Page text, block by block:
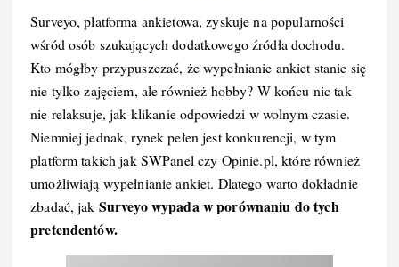
Surveyo, platforma ankietowa, zyskuje na popularności
wśród osób szukających dodatkowego źródła dochodu.
Kto mógłby przypuszczać, że wypełnianie ankiet stanie się
nie tylko zajęciem, ale również hobby? W końcu nic tak
nie relaksuje, jak klikanie odpowiedzi w wolnym czasie.
Niemniej jednak, rynek pełen jest konkurencji, w tym
platform takich jak SWPanel czy Opinie.pl, które również
umożliwiają wypełnianie ankiet. Dlatego warto dokładnie
zbadać, jak Surveyo wypada w porównaniu do tych
pretendentów.